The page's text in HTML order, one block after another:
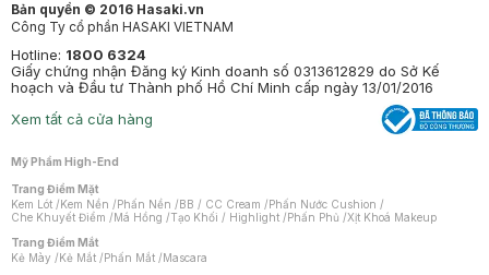
Bản quyền © 2016 Hasaki.vn
Công Ty cổ phần HASAKI VIETNAM
Hotline: 1800 6324
Giấy chứng nhận Đăng ký Kinh doanh số 0313612829 do Sở Kế
hoạch và Đầu tư Thành phố Hồ Chí Minh cấp ngày 13/01/2016
Xem tất cả cửa hàng
Mỹ Phẩm High-End
Trang Điểm Mặt
Kem Lót /Kem Nền /Phấn Nền /BB / CC Cream /Phấn Nước Cushion /
Che Khuyết Điểm /Má Hồng /Tạo Khối / Highlight /Phấn Phủ /Xịt Khoá Makeup
Trang Điểm Mắt
Kẻ Mày /Kẻ Mắt /Phấn Mắt /Mascara